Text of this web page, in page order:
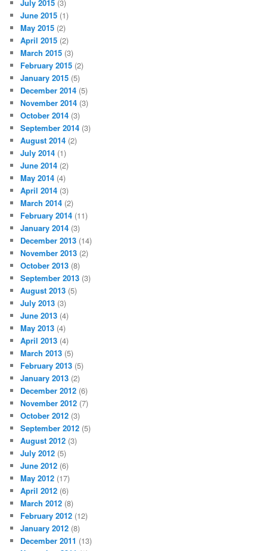
July 2015 (3)
June 2015 (1)
May 2015 (2)
April 2015 (2)
March 2015 (3)
February 2015 (2)
January 2015 (5)
December 2014 (5)
November 2014 (3)
October 2014 (3)
September 2014 (3)
August 2014 (2)
July 2014 (1)
June 2014 (2)
May 2014 (4)
April 2014 (3)
March 2014 (2)
February 2014 (11)
January 2014 (3)
December 2013 (14)
November 2013 (2)
October 2013 (8)
September 2013 (3)
August 2013 (5)
July 2013 (3)
June 2013 (4)
May 2013 (4)
April 2013 (4)
March 2013 (5)
February 2013 (5)
January 2013 (2)
December 2012 (6)
November 2012 (7)
October 2012 (3)
September 2012 (5)
August 2012 (3)
July 2012 (5)
June 2012 (6)
May 2012 (17)
April 2012 (6)
March 2012 (8)
February 2012 (12)
January 2012 (8)
December 2011 (13)